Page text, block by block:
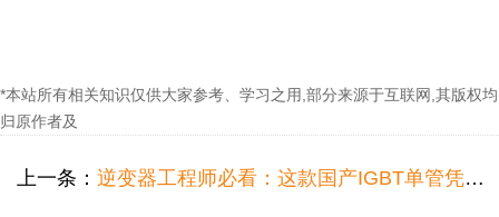
*本站所有相关知识仅供大家参考、学习之用,部分来源于互联网,其版权均
归原作者及
上一条： 逆变器工程师必看：这款国产IGBT单管凭啥成为FGH60N60SMD的替代首选？